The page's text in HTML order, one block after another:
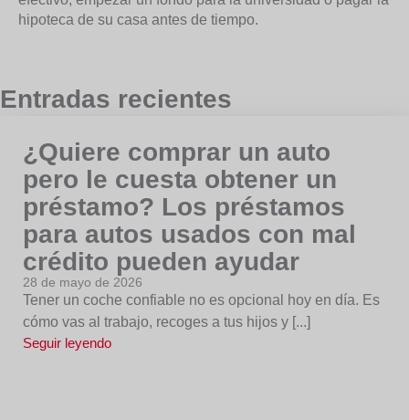
hipoteca de su casa antes de tiempo.
Entradas recientes
¿Quiere comprar un auto
pero le cuesta obtener un
préstamo? Los préstamos
para autos usados con mal
crédito pueden ayudar
28 de mayo de 2026
Tener un coche confiable no es opcional hoy en día. Es
cómo vas al trabajo, recoges a tus hijos y [...]
Seguir leyendo